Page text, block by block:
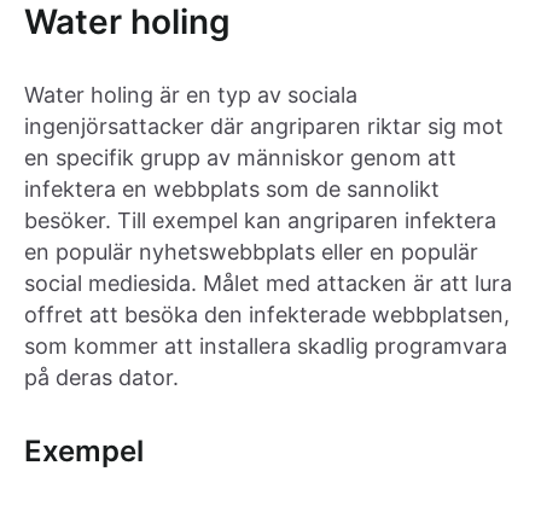
Water holing
Water holing är en typ av sociala
ingenjörsattacker där angriparen riktar sig mot
en specifik grupp av människor genom att
infektera en webbplats som de sannolikt
besöker. Till exempel kan angriparen infektera
en populär nyhetswebbplats eller en populär
social mediesida. Målet med attacken är att lura
offret att besöka den infekterade webbplatsen,
som kommer att installera skadlig programvara
på deras dator.
Exempel